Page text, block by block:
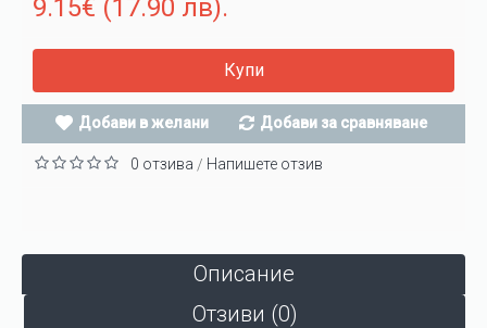
9.15€ (17.90 лв).
Купи
Добави в желани Добави за сравняване
0 отзива / Напишете отзив
Описание
Отзиви (0)